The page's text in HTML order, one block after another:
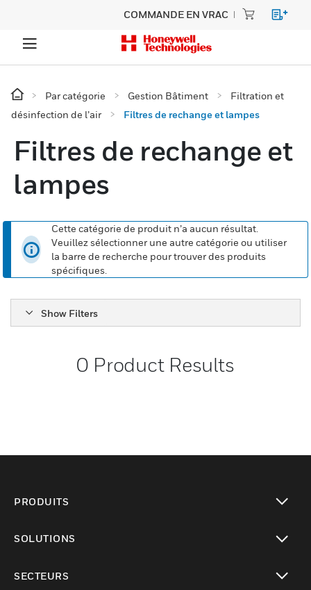
COMMANDE EN VRAC
Par catégorie Gestion Bâtiment
Filtration et
désinfection de l’air
Filtres de rechange et lampes
Filtres de rechange et
lampes
Cette catégorie de produit n’a aucun résultat.
Veuillez sélectionner une autre catégorie ou utiliser
la barre de recherche pour trouver des produits
spécifiques.
Show Filters
0 Product Results
PRODUITS
SOLUTIONS
SECTEURS